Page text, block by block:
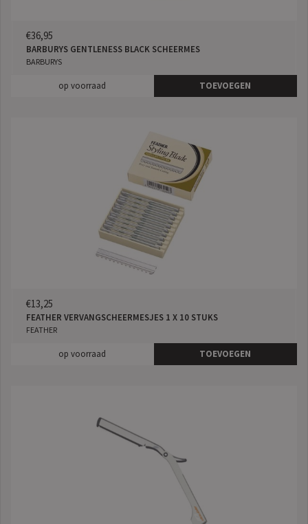
€36,95
BARBURYS GENTLENESS BLACK SCHEERMES
BARBURYS
op voorraad TOEVOEGEN
€13,25
FEATHER VERVANGSCHEERMESJES 1 X 10 STUKS
FEATHER
op voorraad TOEVOEGEN